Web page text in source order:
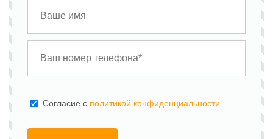
Cогласие с политикой конфиденциальности